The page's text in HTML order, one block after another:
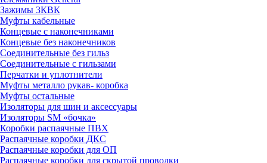
Зажимы 3КВК
Муфты кабельные
Концевые с наконечниками
Концевые без наконечников
Соединительные без гильз
Соединительные с гильзами
Перчатки и уплотнители
Муфты металло рукав- коробка
Муфты остальные
Изоляторы для шин и аксессуары
Изоляторы SM «бочка»
Коробки распаячные ПВХ
Распаячные коробки ДКС
Распаячные коробки для ОП
Распаячные коробки для скрытой проводки